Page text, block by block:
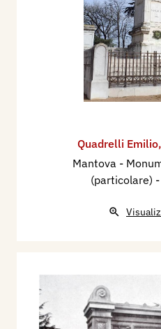
Quadrelli Emilio,
Mantova -
(particolare)